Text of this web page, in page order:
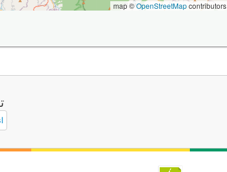
map ©OpenStreetMapcontributors